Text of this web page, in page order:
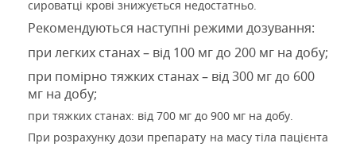
сироватці крові знижується недостатньо.
Рекомендуються наступні режими дозування:
при легких станах – від 100 мг до 200 мг на добу;
при помірно тяжких станах – від 300 мг до 600
мг на добу;
при тяжких станах: від 700 мг до 900 мг на добу.
При розрахунку дози препарату на масу тіла пацієнта